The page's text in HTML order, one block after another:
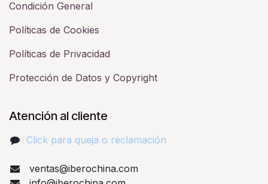
Condición General
Políticas de Cookies
Políticas de Privacidad
Protección de Datos y Copyright
Atención al cliente
Click para queja o reclamación​
ventas@iberochina.com